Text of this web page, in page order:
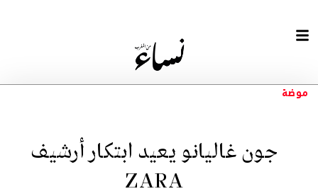
موضة
جون غاليانو يعيد ابتكار أرشيف
ZARA